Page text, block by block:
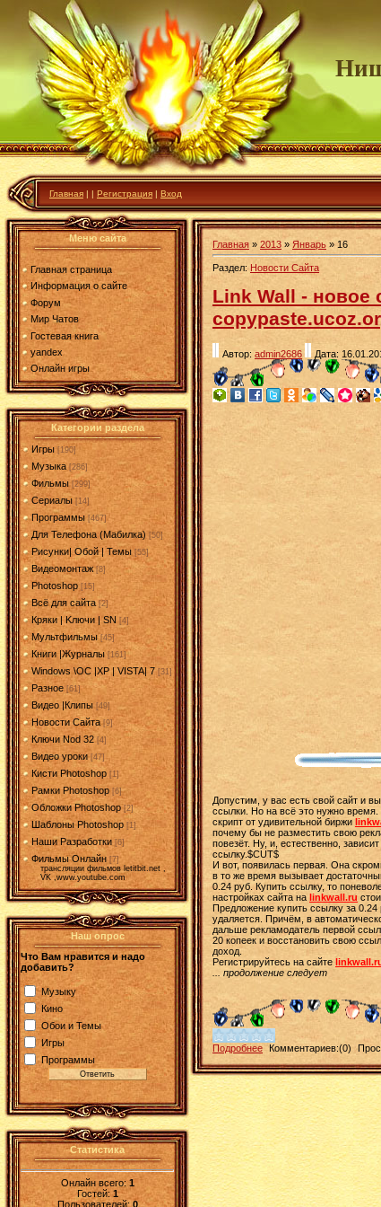
Главная | | Регистрация | Вход
Меню сайта
Главная страница
Информация о сайте
Форум
Мир Чатов
Гостевая книга
yandex
Онлайн игры
Категории раздела
Игры [190]
Музыка [286]
Фильмы [299]
Сериалы [14]
Программы [467]
Для Телефона (Мабилка) [50]
Рисунки| Обой | Темы [55]
Видеомонтаж [8]
Photoshop [15]
Всё для сайта [2]
Кряки | Kлючи | SN [4]
Мультфильмы [45]
Книги |Журналы [161]
Windows \OC |XP | VISTA| 7 [31]
Разное [61]
Видео |Клипы [49]
Новости Сайта [9]
Ключи Nod 32 [4]
Видео уроки [47]
Кисти Photoshop [1]
Рамки Photoshop [6]
Обложки Photoshop [2]
Шаблоны Photoshop [1]
Наши Разработки [6]
Фильмы Онлайн [7]
трансляции фильмов letitbit.net ,
VK ,www.youtube.com
Наш опрос
Что Вам нравится и надо
добавить?
Музыку
Кино
Обои и Темы
Игры
Программы
Статистика
Онлайн всего:1
Гостей:1
Пользователей: 0
Главная » 2013 » Январь » 16
Раздел: Новости Сайта
Link Wall - новое
Автор: admin2686 Дата:
Допустим, у вас есть свой сайт и
ссылки. Но на всё это нужно время.
скрипт от удивительной биржи
почему бы не разместить свою
повезёт. Ну, и, естественно,
ссылку.$CUT$
И вот, появилась первая. Она
в то же время вызывает
0.24 руб. Купить ссылку, то
настройках сайта на linkwall.ru
Предложение купить ссылку за
удаляется. Причём, в
дальше рекламодатель первой
20 копеек и восстановить свою
доход.
Регистрируйтесь на сайте
... продолжение следует
Подробнее Комментариев:(0)